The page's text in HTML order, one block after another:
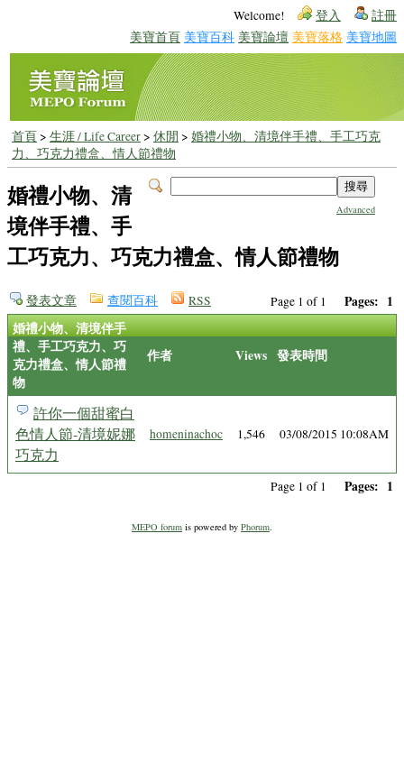
Welcome! 登入 註冊
美寶首頁 美寶百科 美寶論壇 美寶落格 美寶地圖
首頁> 生涯 / Life Career> 休閒 > 婚禮小物、清境伴手禮、手工巧克
力、巧克力禮盒、情人節禮物
Advanced
婚禮小物、清
境伴手禮、手
工巧克力、巧克力禮盒、情人節禮物
Page 1 of 1 Pages: 1
發表文章 查閱百科 RSS
婚禮小物、清境伴手
禮、手工巧克力、巧
克力禮盒、情人節禮
物
作者 Views 發表時間
許你一個甜蜜白
色情人節-清境妮娜
巧克力
homeninachoc 1,546 03/08/2015 10:08AM
Page 1 of 1 Pages: 1
MEPO forum is powered by Phorum.